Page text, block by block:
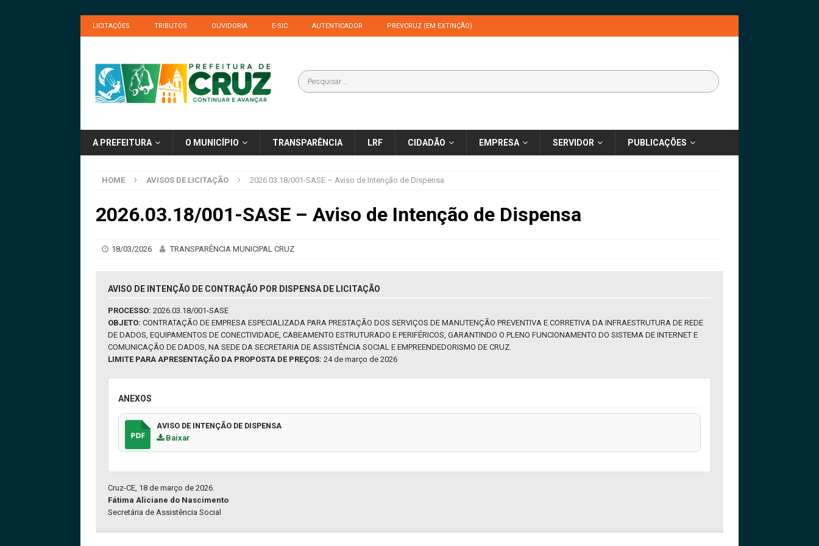
LICITAÇÕES TRIBUTOS OUVIDORIA E-SIC AUTENTICADOR PREVCRUZ (EM EXTINÇÃO)
A PREFEITURA O MUNICÍPIO TRANSPARÊNCIA LRF CIDADÃO EMPRESA SERVIDOR PUBLICAÇÕES
HOME AVISOS DE LICITAÇÃO 2026.03.18/001-SASE – Aviso de Intenção de Dispensa
2026.03.18/001-SASE – Aviso de Intenção de Dispensa
18/03/2026 TRANSPARÊNCIA MUNICIPAL CRUZ
AVISO DE INTENÇÃO DE CONTRAÇÃO POR DISPENSA DE LICITAÇÃO
PROCESSO: 2026.03.18/001-SASE
OBJETO: CONTRATAÇÃO DE EMPRESA ESPECIALIZADA PARA PRESTAÇÃO DOS SERVIÇOS DE MANUTENÇÃO PREVENTIVA E CORRETIVA DA INFRAESTRUTURA DE REDE
DE DADOS, EQUIPAMENTOS DE CONECTIVIDADE, CABEAMENTO ESTRUTURADO E PERIFÉRICOS, GARANTINDO O PLENO FUNCIONAMENTO DO SISTEMA DE INTERNET E
COMUNICAÇÃO DE DADOS, NA SEDE DA SECRETARIA DE ASSISTÊNCIA SOCIAL E EMPREENDEDORISMO DE CRUZ.
LIMITE PARA APRESENTAÇÃO DA PROPOSTA DE PREÇOS: 24 de março de 2026
ANEXOS
AVISO DE INTENÇÃO DE DISPENSA
Baixar
Cruz-CE, 18 de março de 2026.
Fátima Aliciane do Nascimento
Secretária de Assistência Social